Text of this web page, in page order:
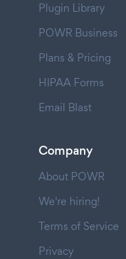
Plugin Library
POWR Business
Plans & Pricing
HIPAA Forms
Email Blast
Company
About POWR
We're hiring!
Terms of Service
Privacy